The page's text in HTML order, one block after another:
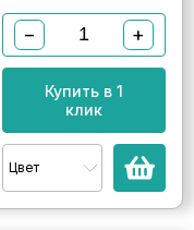
− +
Купить в 1
клик
Цвет